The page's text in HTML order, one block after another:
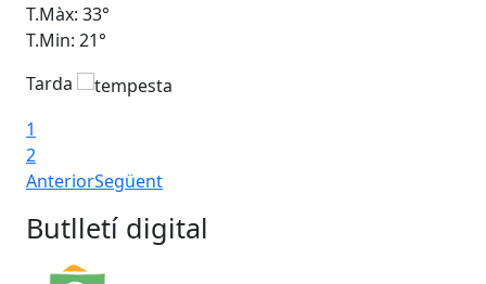
T.Màx: 33°
T.Min: 21°
Tarda
1
2
AnteriorSegüent
Butlletí digital